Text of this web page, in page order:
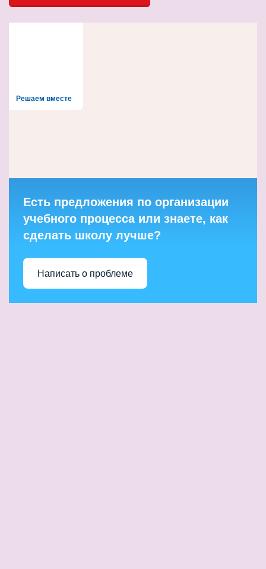
Решаем вместе
Есть предложения по организации
учебного процесса или знаете, как
сделать школу лучше?
Написать о проблеме